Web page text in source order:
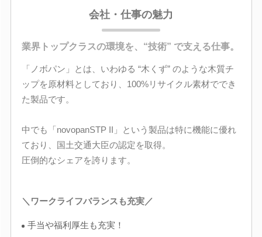
会社・仕事の魅力
業界トップクラスの環境を、“技術” で支える仕事。
「ノボパン」とは、いわゆる “木くず” のような木質チ
ップを原材料としており、100%リサイクル素材ででき
た製品です。
中でも「novopanSTP II」という製品は特に機能に優れ
ており、国土交通大臣の認定を取得。
圧倒的なシェアを誇ります。
＼ワークライフバランスも充実／
手当や福利厚生も充実！